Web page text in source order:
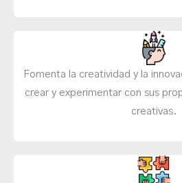
Fomenta la creatividad y la
crear y experimentar con sus
creativas.